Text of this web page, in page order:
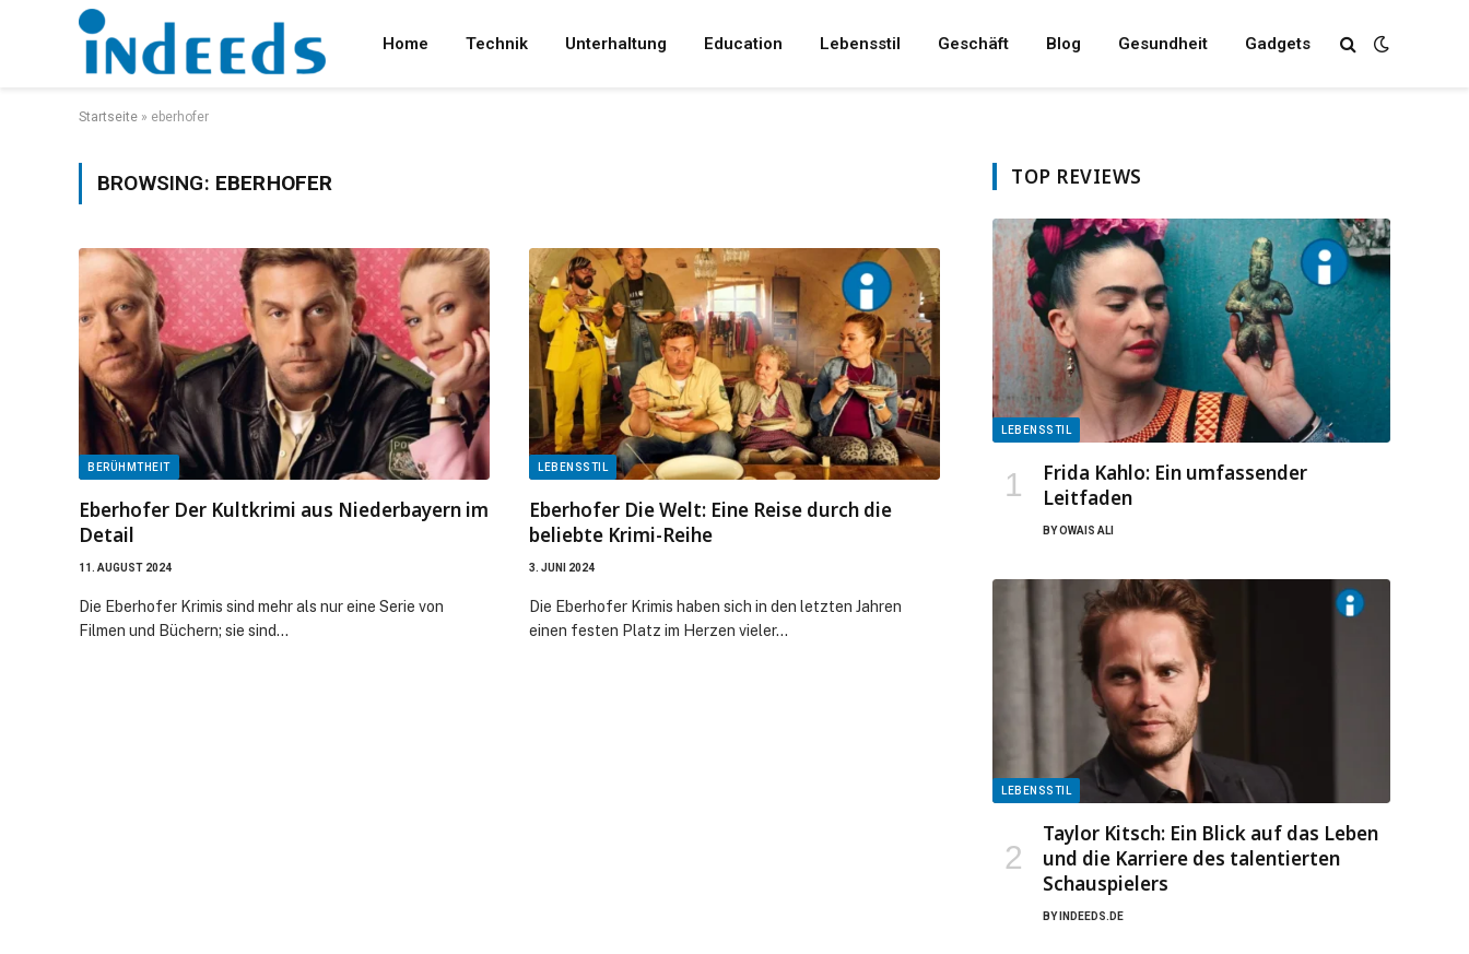
Home Technik Unterhaltung Education Lebensstil Geschäft Blog Gesundheit Gadgets
Startseite » eberhofer
BROWSING: EBERHOFER
BERÜHMTHEIT
Eberhofer Der Kultkrimi aus Niederbayern im
Detail
11. AUGUST 2024
Die Eberhofer Krimis sind mehr als nur eine Serie von
Filmen und Büchern; sie sind…
LEBENSSTIL
Eberhofer Die Welt: Eine Reise durch die
beliebte Krimi-Reihe
3. JUNI 2024
Die Eberhofer Krimis haben sich in den letzten Jahren
einen festen Platz im Herzen vieler…
TOP REVIEWS
LEBENSSTIL
Frida Kahlo: Ein umfassender
Leitfaden
BYOWAIS ALI
LEBENSSTIL
Taylor Kitsch: Ein Blick auf das Leben
und die Karriere des talentierten
Schauspielers
BY INDEEDS.DE